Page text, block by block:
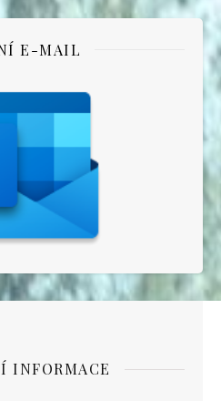
E-MAIL
INFORMACE